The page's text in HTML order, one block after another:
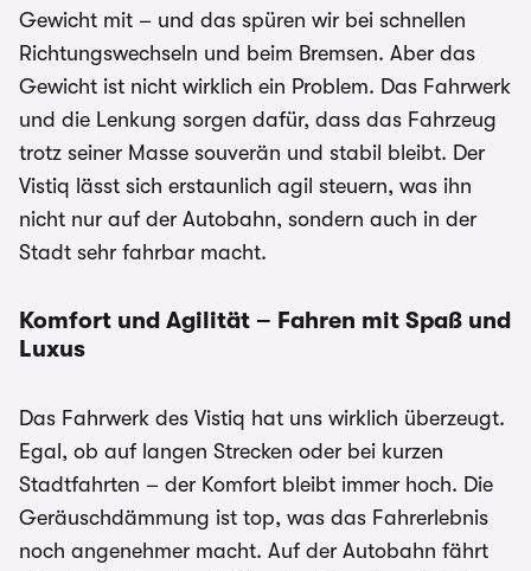
Gewicht mit – und das spüren wir bei schnellen
Richtungswechseln und beim Bremsen. Aber das
Gewicht ist nicht wirklich ein Problem. Das Fahrwerk
und die Lenkung sorgen dafür, dass das Fahrzeug
trotz seiner Masse souverän und stabil bleibt. Der
Vistiq lässt sich erstaunlich agil steuern, was ihn
nicht nur auf der Autobahn, sondern auch in der
Stadt sehr fahrbar macht.
Komfort und Agilität – Fahren mit Spaß und
Luxus
Das Fahrwerk des Vistiq hat uns wirklich überzeugt.
Egal, ob auf langen Strecken oder bei kurzen
Stadtfahrten – der Komfort bleibt immer hoch. Die
Geräuschdämmung ist top, was das Fahrerlebnis
noch angenehmer macht. Auf der Autobahn fährt